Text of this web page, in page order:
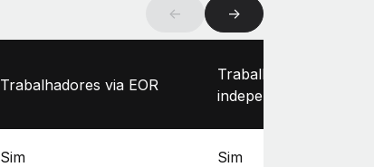
← →
Trabalhadores via EOR
Trabalhadores
independentes
Sim Sim